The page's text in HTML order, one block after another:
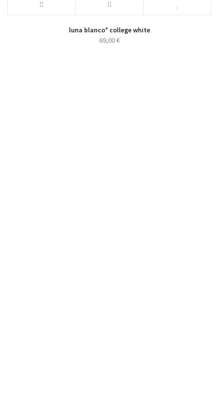
luna blanco° college white
69,00€